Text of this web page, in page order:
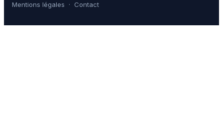
Mentions légales · Contact